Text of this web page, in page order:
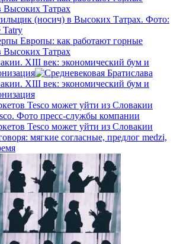
Высоких Татрах
Европы: как работают горные
Высоких Татрах
XIII век: экономический бум и
XIII век: экономический бум и
Tesco может уйти из Словакии
Tesco может уйти из Словакии
мягкие согласные, предлог medzi,